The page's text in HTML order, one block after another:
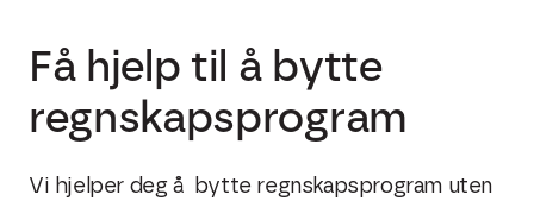
Få hjelp til å bytte
regnskapsprogram
Vi hjelper deg å bytte regnskapsprogram uten